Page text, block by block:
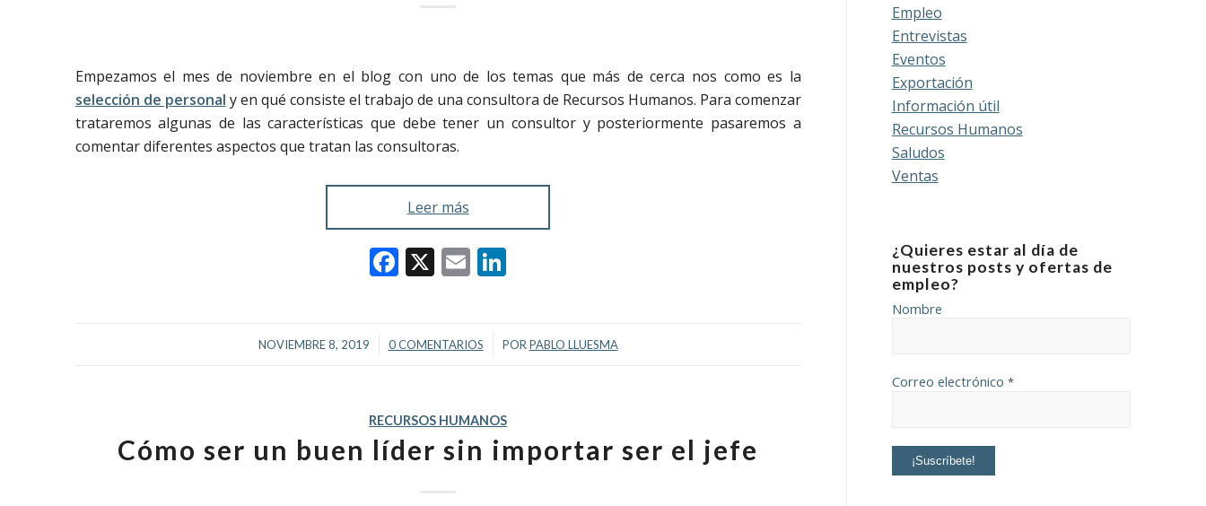
Empezamos el mes de noviembre en el blog con uno de los temas que más de cerca nos como es la
selección de personal y en qué consiste el trabajo de una consultora de Recursos Humanos. Para comenzar
trataremos algunas de las características que debe tener un consultor y posteriormente pasaremos a
comentar diferentes aspectos que tratan las consultoras.
Leer más
Facebook
X Email
NOVIEMBRE 8, 2019
/ 0 COMENTARIOS
/ PORPABLO LLUESMA
RECURSOS HUMANOS
Cómo ser un buen líder sin importar ser el jefe
Empleo
Entrevistas
Eventos
Exportación
Información útil
Recursos Humanos
Saludos
Ventas
¿Quieres estar al día de
nuestros posts y ofertas de
empleo?
Nombre
Correo electrónico *